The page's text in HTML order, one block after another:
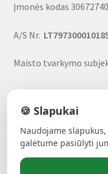
Įmonės kodas
A/S Nr.
Maisto tvarkymo
ALAVIJŲ GALIA!-
🍪 Slapukai
Naudojame
galėtume pasiūlyti